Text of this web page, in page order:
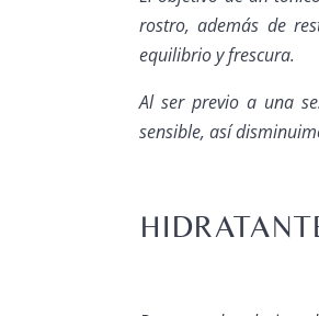
rostro, además de
equilibrio y frescura.
Al ser previo a una
sensible, así